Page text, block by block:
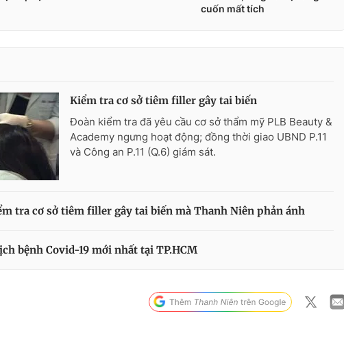
Kiểm tra cơ sở tiêm filler gây tai biến
Đoàn kiểm tra đã yêu cầu cơ sở thẩm mỹ PLB Beauty &
Academy ngưng hoạt động; đồng thời giao UBND P.11
và Công an P.11 (Q.6) giám sát.
tra cơ sở tiêm filler gây tai biến mà Thanh Niên phản ánh
bệnh Covid-19 mới nhất tại TP.HCM